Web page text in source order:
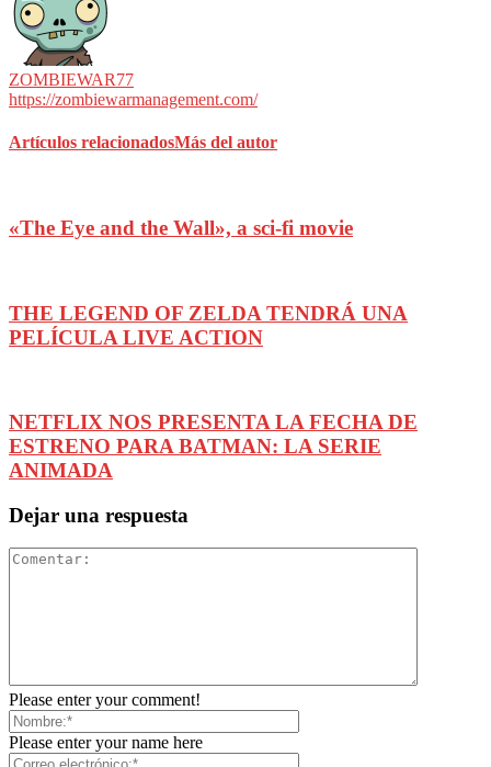
ZOMBIEWAR77
https://zombiewarmanagement.com/
Artículos relacionadosMás del autor
«The Eye and the Wall», a sci-fi movie
THE LEGEND OF ZELDA TENDRÁ UNA
PELÍCULA LIVE ACTION
NETFLIX NOS PRESENTA LA FECHA DE
ESTRENO PARA BATMAN: LA SERIE
ANIMADA
Dejar una respuesta
Please enter your comment!
Please enter your name here